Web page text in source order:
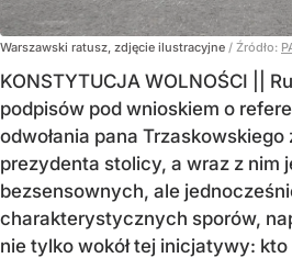
Warszawski ratusz, zdjęcie ilustracyjne / Źródło:
KONSTYTUCJA WOLNOŚCI ||
podpisów pod wnioskiem o
odwołania pana
prezydenta stolicy, a wraz z nim
bezsensownych, ale
charakterystycznych sporów,
nie tylko wokół tej inicjatywy: